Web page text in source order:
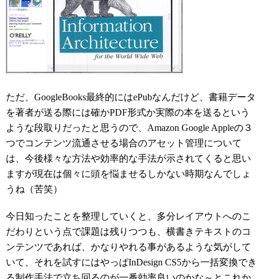
ただ、GoogleBooks最終的にはePubなんだけど、書籍データ
を著者が送る際には確かPDF形式か実際の本を送るという
ような段取りだったと思うので、Amazon Google Appleの３
つでコンテンツ流通させる場合のアセット管理について
は、今後様々な方法や効率的な手法が示されてくると思い
ますが現在は個々に頭を悩ませるしかない時期なんでしょ
うね（苦笑）
今日知ったことを整理していくと、多分レイアウトへのこ
だわりという点で課題は残りつつも、横書きテキストのコ
ンテンツであれば、かなりやれる事があるような気がして
いて、それを試すにはやっぱInDesign CS5から一括変換でき